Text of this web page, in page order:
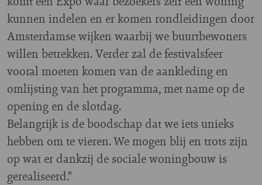
kunnen indelen en er komen rondleidingen door
Amsterdamse wijken waarbij we buurtbewoners
willen betrekken. Verder zal de festivalsfeer
vooral moeten komen van de aankleding en
omlijsting van het programma, met name op de
opening en de slotdag.
Belangrijk is de boodschap dat we iets unieks
hebben om te vieren. We mogen blij en trots zijn
op wat er dankzij de sociale woningbouw is
gerealiseerd.”